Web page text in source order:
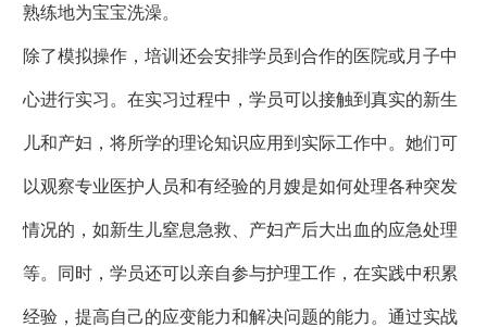
熟练地为宝宝洗澡。
除了模拟操作，培训还会安排学员到合作的医院或月子中
心进行实习。在实习过程中，学员可以接触到真实的新生
儿和产妇，将所学的理论知识应用到实际工作中。她们可
以观察专业医护人员和有经验的月嫂是如何处理各种突发
情况的，如新生儿窒息急救、产妇产后大出血的应急处理
等。同时，学员还可以亲自参与护理工作，在实践中积累
经验，提高自己的应变能力和解决问题的能力。通过实战